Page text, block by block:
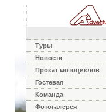
Туры
Новости
Прокат мотоциклов
Гостевая
Команда
Фотогалерея